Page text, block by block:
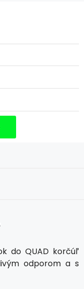
do QUAD korčúľ
odporom a s